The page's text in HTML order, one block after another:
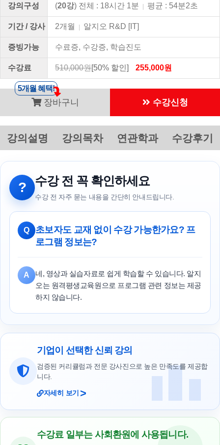
강의구성 (20강) 전체 : 18시간 1분 | 평균 : 54분2초
기간 / 강사 2개월 | 알지오 R&D [IT]
증빙가능 수료증, 수강증, 학습진도
수강료 510,000원[50% 할인] 255,000원
장바구니 수강신청
5개월 혜택!
강의설명 강의목차 연관학과 수강후기
? 수강 전 꼭 확인하세요
수강 전 자주 묻는 내용을 간단히 안내드립니다.
Q
초보자도 교재 없이 수강 가능한가요? 프
로그램 정보는?
A
네, 영상과 실습자료로 쉽게 학습할 수 있습니다. 알지
오는 원격평생교육원으로 프로그램 관련 정보는 제공
하지 않습니다.
기업이 선택한 신뢰 강의
검증된 커리큘럼과 전문 강사진으로 높은 만족도를 제공합
니다.
자세히 보기 >
수강료 일부는 사회환원에 사용됩니다.